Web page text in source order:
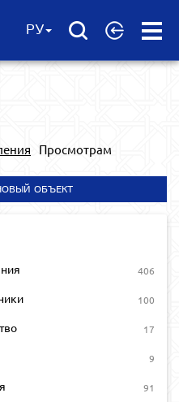
Open
РУ
Просмотрам
ОБЪЕКТ
406
100
17
9
91